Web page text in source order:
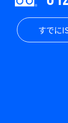
すでに